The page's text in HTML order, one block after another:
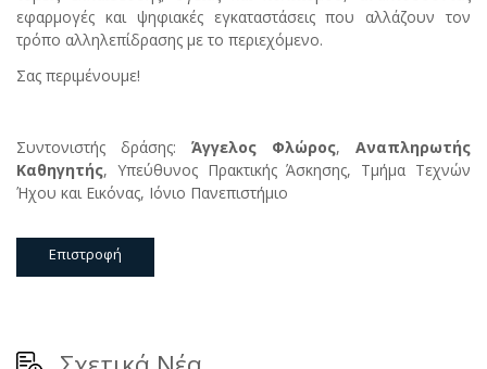
εφαρμογές και ψηφιακές εγκαταστάσεις που αλλάζουν τον
τρόπο αλληλεπίδρασης με το περιεχόμενο.
Σας περιμένουμε!
Συντονιστής δράσης: Άγγελος Φλώρος, Αναπληρωτής
Καθηγητής, Υπεύθυνος Πρακτικής Άσκησης, Τμήμα Τεχνών
Ήχου και Εικόνας, Ιόνιο Πανεπιστήμιο
Επιστροφή